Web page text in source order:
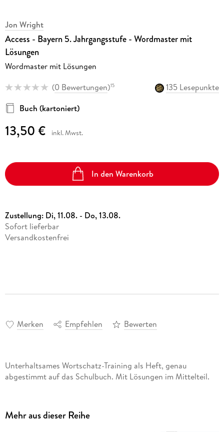
Jon Wright
Access - Bayern 5. Jahrgangsstufe - Wordmaster mit
Lösungen
Wordmaster mit Lösungen
(0 Bewertungen)15
135 Lesepunkte
Buch (kartoniert)
13,50 € inkl. Mwst.
In den Warenkorb
Zustellung: Di, 11.08. - Do, 13.08.
Sofort lieferbar
Versandkostenfrei
Merken Empfehlen Bewerten
Unterhaltsames Wortschatz-Training als Heft, genau
abgestimmt auf das Schulbuch. Mit Lösungen im Mittelteil.
Mehr aus dieser Reihe